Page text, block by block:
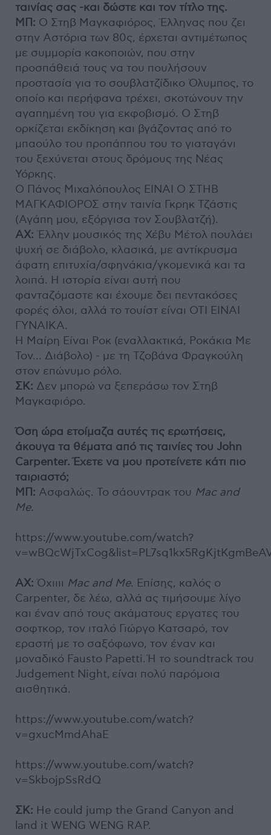
ταινίας σας -και δώστε και τον τίτλο της.
ΜΠ: Ο Στηβ Μαγκαφιόρος, Έλληνας που ζει
στην Αστόρια των 80ς, έρχεται αντιμέτωπος
με συμμορία κακοποιών, που στην
προσπάθειά τους να του πουλήσουν
προστασία για το σουβλατζίδικο Όλυμπος, το
οποίο και περήφανα τρέχει, σκοτώνουν την
αγαπημένη του για εκφοβισμό. Ο Στηβ
ορκίζεται εκδίκηση και βγάζοντας από το
μπαούλο του προπάππου του το γιαταγάνι
του ξεχύνεται στους δρόμους της Νέας
Υόρκης.
Ο Πάνος Μιχαλόπουλος ΕΙΝΑΙ Ο ΣΤΗΒ
ΜΑΓΚΑΦΙΟΡΟΣ στην ταινία Γκρηκ Τζάστις
(Αγάπη μου, εξόργισα τον Σουβλατζή).
ΑΧ: Έλλην μουσικός της Χέβυ Μέτολ πουλάει
ψυχή σε διάβολο, κλασικά, με αντίκρυσμα
άφατη επιτυχία/σφηνάκια/γκομενικά και τα
λοιπά. Η ιστορία είναι αυτή που
φανταζόμαστε και έχουμε δει πεντακόσες
φορές όλοι, αλλά το τουίστ είναι ΟΤΙ ΕΙΝΑΙ
ΓΥΝΑΙΚΑ.
Η Μαίρη Είναι Ροκ (εναλλακτικά, Ροκάκια Με
Τον… Διάβολο) - με τη Τζοβάνα Φραγκούλη
στον επώνυμο ρόλο.
ΣΚ: Δεν μπορώ να ξεπεράσω τον Στηβ
Μαγκαφιόρο.
Όση ώρα ετοίμαζα αυτές τις ερωτήσεις,
άκουγα τα θέματα από τις ταινίες του John
Carpenter. Έχετε να μου προτείνετε κάτι πιο
ταιριαστό;
ΜΠ: Ασφαλώς. Το σάουντρακ του Mac and
Me.
https://www.youtube.com/watch?
ΑΧ:Όχιιιι Mac and Me. Επίσης, καλός ο
Carpenter, δε λέω, αλλά ας τιμήσουμε λίγο
και έναν από τους ακάματους εργατες του
σοφτκορ, τον ιταλό Γιώργο Κατσαρό, τον
εραστή με το σαξόφωνο, τον έναν και
μοναδικό Fausto Papetti. Ή το soundtrack του
Judgement Night, είναι πολύ παρόμοια
αισθητικά.
https://www.youtube.com/watch?
v=gxucMmdAhaE
https://www.youtube.com/watch?
v=SkbojpSsRdQ
ΣΚ: He could jump the Grand Canyon and
land it WENG WENG RAP.